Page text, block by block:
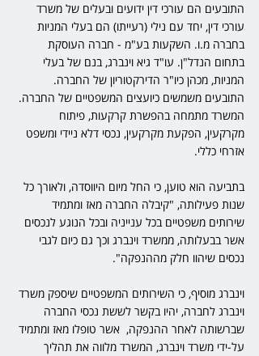
התובעים הם עורכי דין ידועים ובעלים של משרד
עורכי דין, יחד עם נילי (רעייתו) הם בעלי המניות
בחברה מ.ו. השקעות בע"מ - חברה העוסקת
בתחום הנדל"ן. עו"ד גיא וינברג, בנם של בעלי
המניות, מכהן כיו"ר הדירקטוריון של החברה.
התובעים משמשים כיועצים המשפטיים של החברה.
המשרד מתמחה בהפשרת קרקעות, פיתוח
מקרקעין, הפקעת מקרקעין, נכסי דלא ניידי ומשפט
אזרחי כללי.
בתביעה הוא טוען, כי החל מיום היווסדה, ולאורך כל
שנות פעילותה, "קיבלה החברה מאז ומתמיד
שירותים משפטיים בכל ענייניה ובכל הנוגע לנכסים
אשר בבעלותה, ממשרד וינברג וכך גם כיום לגבי
נכסים שיהוו חלק מההנפקה".
וינברג מוסיף, כי השירותים המשפטיים שיספק משרד
וינברג לחברה, יהיו בקשר לששת נכסי החברה
שברשותה לאחר ההנפקה,  אשר טופלו מאז ומתמיד
על-ידי משרד וינברג, המשרד מלווה את תהליך